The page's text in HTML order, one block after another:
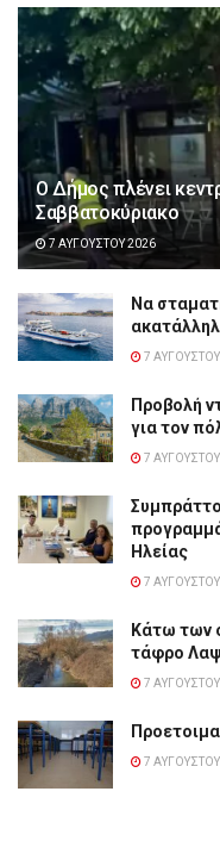
Ο Δήμος πλένει
Σαββατοκύριακο
7 ΑΥΓΟΎΣΤΟΥ 2026
Να
7
Προβολή
για τον
7
Ηλείας
7
Κάτω των
τάφρο
7
7